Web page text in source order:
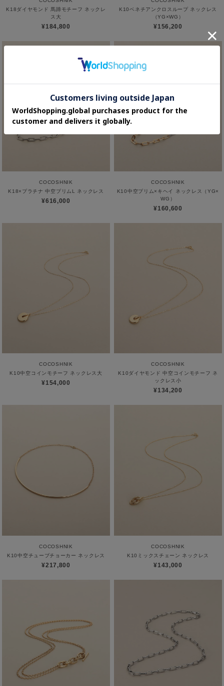
K18ダイヤモンド 馬蹄モチーフ ネックレ
ス大
¥184,800
K10ベネチアンクロスループ ネックレス
（YG×WG）
¥156,200
COCOSHNIK
K18×プラチナ 中空プリムL ネックレス
¥616,000
COCOSHNIK
K10中空プリム×キヘイ ネックレス（YG×
WG）
¥160,600
COCOSHNIK
K10中空コインモチーフ ネックレス大
¥154,000
COCOSHNIK
K10ダイヤモンド 中空コインモチーフ ネ
ックレス小
¥134,200
COCOSHNIK
K10中空チューブチョーカー ネックレス
¥217,800
COCOSHNIK
K10ミックスチェーン ネックレス
¥143,000